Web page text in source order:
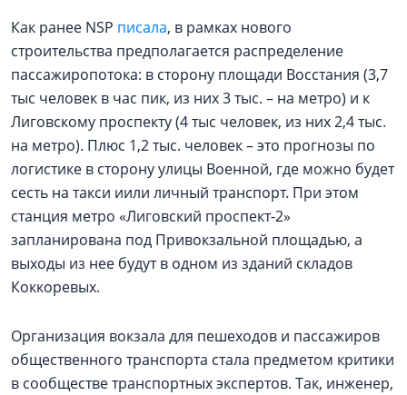
Как ранее NSP писала, в рамках нового
строительства предполагается распределение
пассажиропотока: в сторону площади Восстания (3,7
тыс человек в час пик, из них 3 тыс. – на метро) и к
Лиговскому проспекту (4 тыс человек, из них 2,4 тыс.
на метро). Плюс 1,2 тыс. человек – это прогнозы по
логистике в сторону улицы Военной, где можно будет
сесть на такси иили личный транспорт. При этом
станция метро «Лиговский проспект-2»
запланирована под Привокзальной площадью, а
выходы из нее будут в одном из зданий складов
Коккоревых.
Организация вокзала для пешеходов и пассажиров
общественного транспорта стала предметом критики
в сообществе транспортных экспертов. Так, инженер,